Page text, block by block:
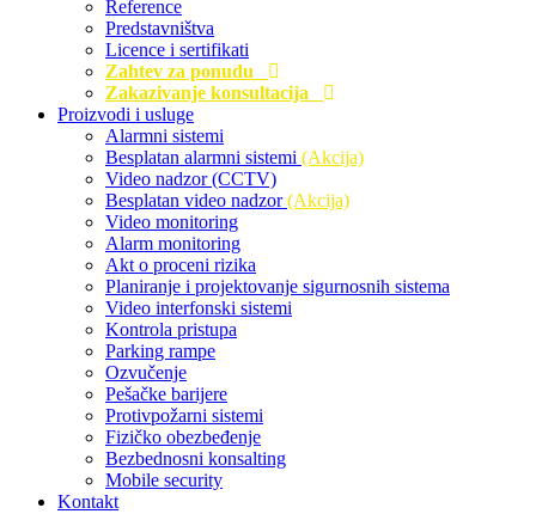
Reference
Predstavništva
Licence i sertifikati
Zahtev za ponudu
Zakazivanje konsultacija
Proizvodi i usluge
Alarmni sistemi
Besplatan alarmni sistemi (Akcija)
Video nadzor (CCTV)
Besplatan video nadzor(Akcija)
Video monitoring
Alarm monitoring
Akt o proceni rizika
Planiranje i projektovanje sigurnosnih sistema
Video interfonski sistemi
Kontrola pristupa
Parking rampe
Ozvučenje
Pešačke barijere
Protivpožarni sistemi
Fizičko obezbeđenje
Bezbednosni konsalting
Mobile security
Kontakt